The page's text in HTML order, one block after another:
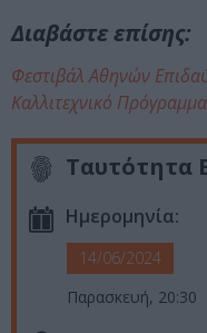
Διαβάστε επίσης:
Φεστιβάλ Αθηνών
Καλλιτεχνικό
Ταυτότητα
Ημερομηνία:
14/06/2024
Παρασκευή, 20:30